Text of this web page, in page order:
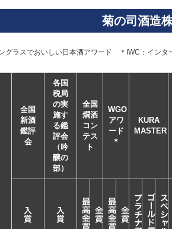
菊の司酒造
グラスでおいしい日本酒アワード ＊IWC：イン
全国
新酒
鑑評
会
各国
税局
の実
施す
る鑑
評会
（吟
醸の
部）
全国
燗酒
コン
テス
ト
WGO
アワ
ード
＊
KURA
MASTER